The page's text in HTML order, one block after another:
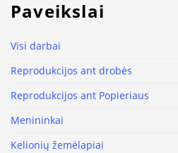
Paveikslai
Visi darbai
Reprodukcijos ant drobės
Reprodukcijos ant Popieriaus
Menininkai
Kelionių žemėlapiai